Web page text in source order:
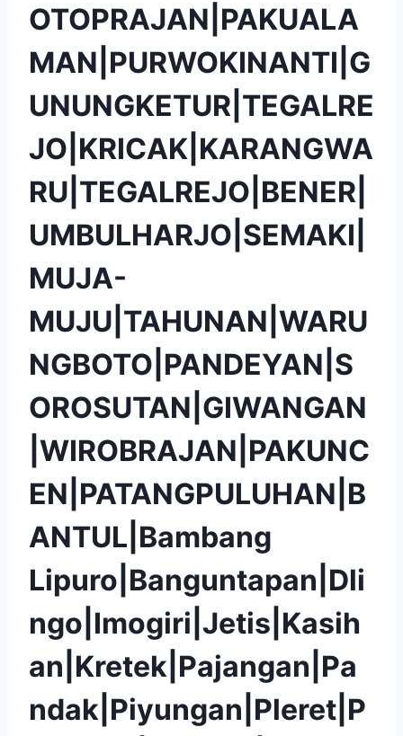
OTOPRAJAN|PAKUALA
MAN|PURWOKINANTI|G
UNUNGKETUR|TEGALRE
JO|KRICAK|KARANGWA
RU|TEGALREJO|BENER|
UMBULHARJO|SEMAKI|
MUJA-
MUJU|TAHUNAN|WARU
NGBOTO|PANDEYAN|S
OROSUTAN|GIWANGAN
|WIROBRAJAN|PAKUNC
EN|PATANGPULUHAN|B
ANTUL|Bambang
Lipuro|Banguntapan|Dli
ngo|Imogiri|Jetis|Kasih
an|Kretek|Pajangan|Pa
ndak|Piyungan|Pleret|P